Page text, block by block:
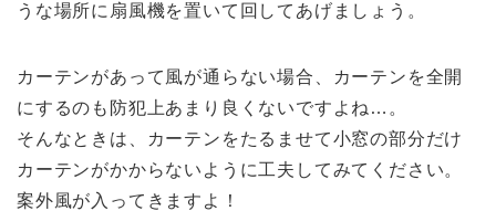
うな場所に扇風機を置いて回してあげましょう。
カーテンがあって風が通らない場合、カーテンを全開
にするのも防犯上あまり良くないですよね…。
そんなときは、
カーテンをたるませて小窓の部分だけ
カーテンがかからないよう に工夫してみてください。
案外風が入ってきますよ！